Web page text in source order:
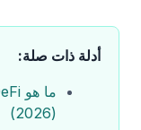
أدلة ذات صلة:
(2026)